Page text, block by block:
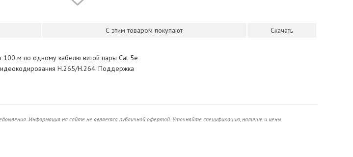
С этим товаром покупают Скачать
100 м по одному кабелю витой пары Cat 5e
H.265/H.264. Поддержка
Информация на сайте не является публичной офертой. Уточняйте спецификацию, наличие и цены